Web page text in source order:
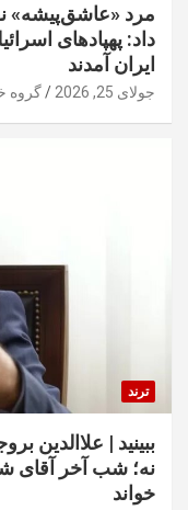
مرد «عاشق‌پیشه»
داد: پهپادهای
ایران آمدند
جولای 25, 2026 گروه
ترند
ببینید | علاالدین
نه؛ شب آخر آقای
خواند